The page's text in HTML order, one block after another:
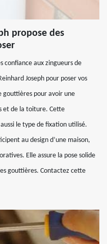
propose des
confiance aux zingueurs de
Joseph pour poser vos
gouttières pour avoir une
et de la toiture. Cette
le type de fixation utilisé.
au design d’une maison,
Elle assure la pose solide
gouttières. Contactez cette